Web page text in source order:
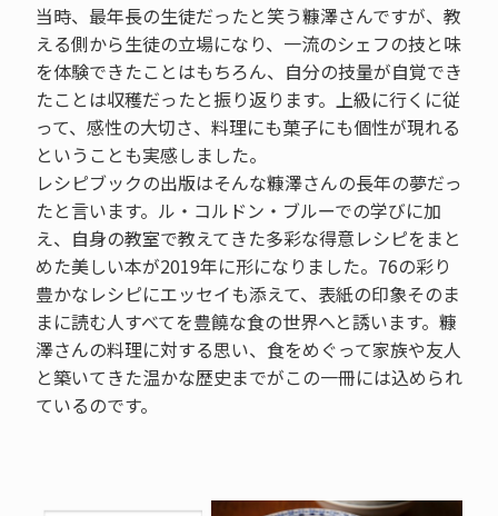
当時、最年長の生徒だったと笑う糠澤さんですが、教
える側から生徒の立場になり、一流のシェフの技と味
を体験できたことはもちろん、自分の技量が自覚でき
たことは収穫だったと振り返ります。上級に行くに従
って、感性の大切さ、料理にも菓子にも個性が現れる
ということも実感しました。
レシピブックの出版はそんな糠澤さんの長年の夢だっ
たと言います。ル・コルドン・ブルーでの学びに加
え、自身の教室で教えてきた多彩な得意レシピをまと
めた美しい本が2019年に形になりました。76の彩り
豊かなレシピにエッセイも添えて、表紙の印象そのま
まに読む人すべてを豊饒な食の世界へと誘います。糠
澤さんの料理に対する思い、食をめぐって家族や友人
と築いてきた温かな歴史までがこの一冊には込められ
ているのです。